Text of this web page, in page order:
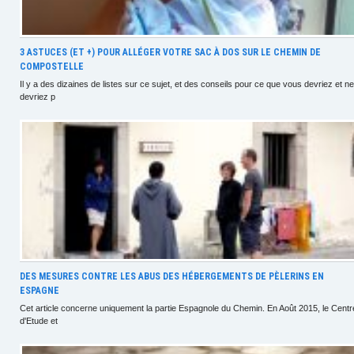
3 ASTUCES (ET +) POUR ALLÉGER VOTRE SAC À DOS SUR LE CHEMIN DE
COMPOSTELLE
Il y a des dizaines de listes sur ce sujet, et des conseils pour ce que vous devriez et ne
devriez p
DES MESURES CONTRE LES ABUS DES HÉBERGEMENTS DE PÈLERINS EN
ESPAGNE
Cet article concerne uniquement la partie Espagnole du Chemin. En Août 2015, le
d'Etude et